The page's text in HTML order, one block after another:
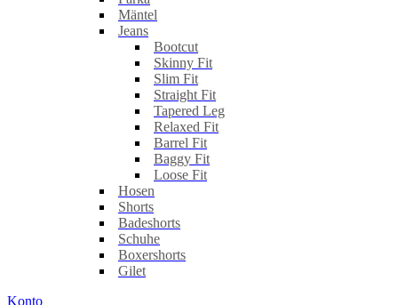
Mäntel
Jeans
Bootcut
Skinny Fit
Slim Fit
Straight Fit
Tapered Leg
Relaxed Fit
Barrel Fit
Baggy Fit
Loose Fit
Hosen
Shorts
Badeshorts
Schuhe
Boxershorts
Gilet
Konto